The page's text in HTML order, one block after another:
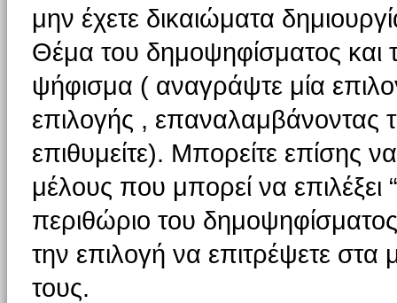
μην έχετε δικαιώματα
Θέμα του δημοψηφίσματος και
ψήφισμα ( αναγράψτε μία
επιλογής , επαναλαμβάνοντας
επιθυμείτε). Μπορείτε επίσης
μέλους που μπορεί να επιλέξει
περιθώριο του
την επιλογή να επιτρέψετε στα
τους.